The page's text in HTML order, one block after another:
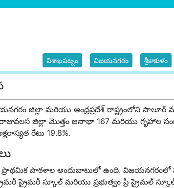
విశాఖపట్నం విజయనగరం శ్రీకాకుళం
జిల్లా మరియు ఆంధ్రప్రదేశ్ రాష్ట్రంలోని సాలూర్
జిల్లా మొత్తం జనాభా 167 మరియు గృహాల
రేటు 19.8%.
ప్రాథమిక పాఠశాల అందుబాటులో ఉంది. విజయనగరంలో
ప్రైమరీ స్కూల్ మరియు ప్రభుత్వం ప్రీ ప్రైమల్